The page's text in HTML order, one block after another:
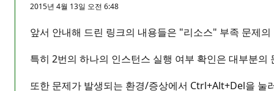
2015년 4월 13일 오전 6:48
앞서 안내해 드린 링크의 내용들은 "리소스" 부족 문제
특히 2번의 하나의 인스턴스 실행 여부 확인은 대부분
또한 문제가 발생되는 환경/증상에서 Ctrl+Alt+Del을 눌